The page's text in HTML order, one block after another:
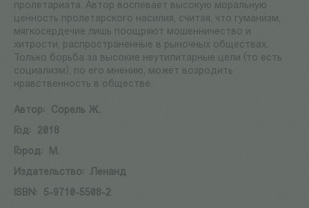
пролетариата. Автор воспевает высокую моральную
ценность пролетарского насилия, считая, что гуманизм,
мягкосердечие лишь поощряют мошенничество и
хитрости, распространенные в рыночных обществах.
Только борьба за высокие неутилитарные цели (то есть
социализм), по его мнению, может возродить
нравственность в обществе.
Автор:
Сорель Ж.
Год:
2018
Город:
М.
Издательство:
Ленанд
ISBN:
5-9710-5508-2